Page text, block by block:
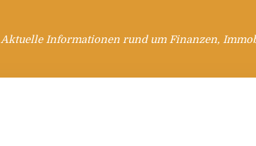
Aktuelle Informationen rund um Finanzen,